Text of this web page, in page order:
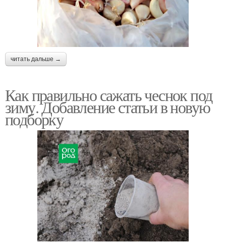
читать дальше →
Как правильно сажать чеснок под
зиму. Добавление статьи в новую
подборку